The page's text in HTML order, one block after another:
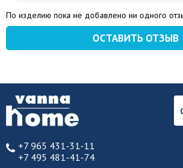
По изделию пока не добавлено ни одного
ОСТАВИТЬ ОТЗЫВ
+7 965 431-31-11
+7 495 481-41-74